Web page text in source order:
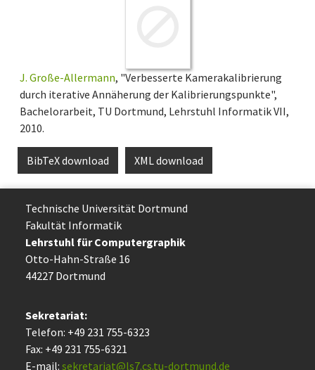
J. Große-Allermann, "Verbesserte Kamerakalibrierung
durch iterative Annäherung der Kalibrierungspunkte",
Bachelorarbeit, TU Dortmund, Lehrstuhl Informatik VII,
2010.
BibTeX download XML download
Technische Uni­ver­si­tät Dort­mund
Fakultät Informatik
Lehrstuhl für Computergraphik
Otto-Hahn-Straße 16
44227 Dort­mund
Sekretariat:
Telefon: +49 231 755-6323
Fax: +49 231 755-6321
E-mail: sekretariat@ls7.cs.tu-dortmund.de